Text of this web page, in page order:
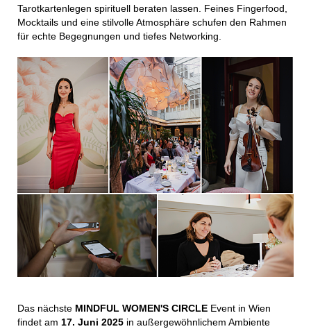
Tarotkartenlegen spirituell beraten lassen. Feines Fingerfood,
Mocktails und eine stilvolle Atmosphäre schufen den Rahmen
für echte Begegnungen und tiefes Networking.
Das nächste MINDFUL WOMEN'S CIRCLE Event in Wien
findet am 17. Juni 2025 in außergewöhnlichem Ambiente